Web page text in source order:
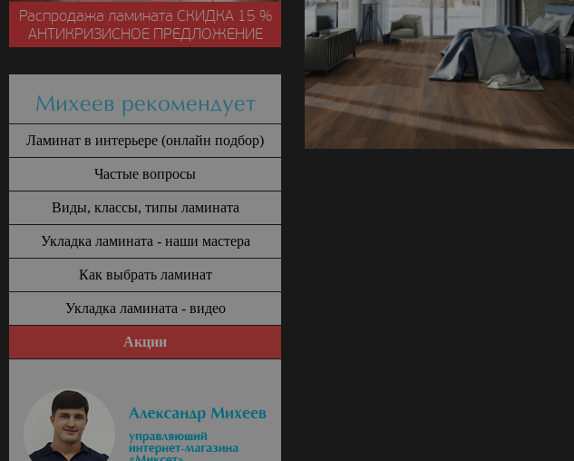
Распродажа ламината СКИДКА15 %
АНТИКРИЗИСНОЕ ПРЕДЛОЖЕНИЕ
Михеев рекомендует
Ламинат в интерьере (онлайн подбор)
Частые вопросы
Виды, классы, типы ламината
Укладка ламината - наши мастера
Как выбрать ламинат
Укладка ламината - видео
Акции